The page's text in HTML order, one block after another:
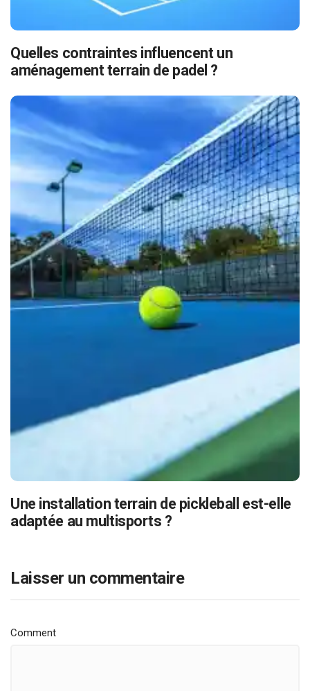
Quelles contraintes influencent un
aménagement terrain de padel ?
Une installation terrain de pickleball est-elle
adaptée au multisports ?
Laisser un commentaire
Comment